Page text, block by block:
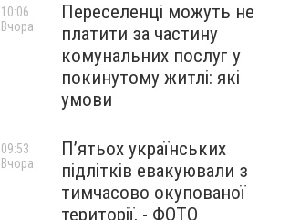
Переселенці можуть не
платити за частину
комунальних послуг у
покинутому житлі: які
умови
10:06
Вчора
П’ятьох українських
підлітків евакуювали з
тимчасово окупованої
території, - ФОТО
09:53
Вчора